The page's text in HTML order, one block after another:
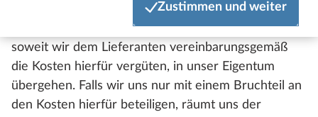
Zustimmen und weiter
Vertrags auf unsere Kosten Werkzeuge her, so
besteht Einigkeit darüber, dass diese Werkzeuge,
soweit wir dem Lieferanten vereinbarungsgemäß
die Kosten hierfür vergüten, in unser Eigentum
übergehen. Falls wir uns nur mit einem Bruchteil an
den Kosten hierfür beteiligen, räumt uns der